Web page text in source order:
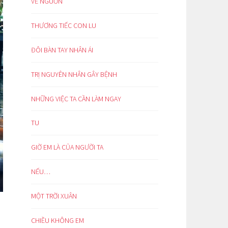
THƯƠNG TIẾC CON LU
ĐÔI BÀN TAY NHÂN ÁI
TRỊ NGUYÊN NHÂN GÂY BỆNH
NHỮNG VIỆC TA CẦN LÀM NGAY
TU
GIỜ EM LÀ CỦA NGƯỜI TA
NẾU…
MỘT TRỜI XUÂN
CHIỀU KHÔNG EM